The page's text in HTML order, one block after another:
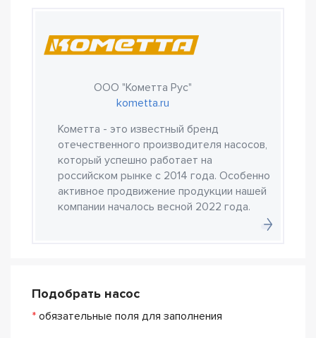
ООО "Кометта Рус"
kometta.ru
Кометта - это известный бренд
отечественного производителя насосов,
который успешно работает на
российском рынке с 2014 года. Особенно
активное продвижение продукции нашей
компании началось весной 2022 года.
Подобрать насос
* обязательные поля для заполнения